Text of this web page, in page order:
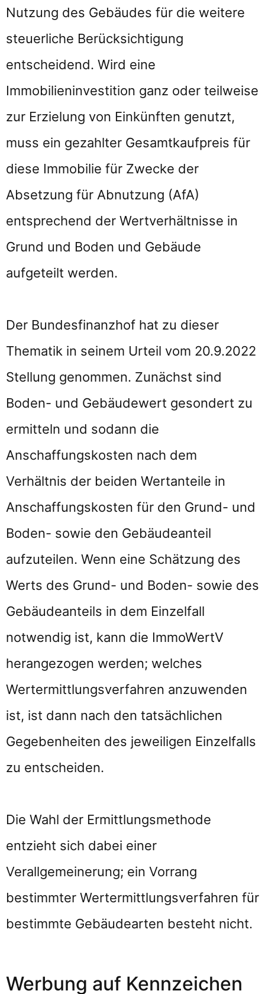
Nutzung des Gebäudes für die weitere
steuerliche Berücksichtigung
entscheidend. Wird eine
Immobilieninvestition ganz oder teilweise
zur Erzielung von Einkünften genutzt,
muss ein gezahlter Gesamtkaufpreis für
diese Immobilie für Zwecke der
Absetzung für Abnutzung (AfA)
entsprechend der Wertverhältnisse in
Grund und Boden und Gebäude
aufgeteilt werden.
Der Bundesfinanzhof hat zu dieser
Thematik in seinem Urteil vom 20.9.2022
Stellung genommen. Zunächst sind
Boden- und Gebäudewert gesondert zu
ermitteln und sodann die
Anschaffungskosten nach dem
Verhältnis der beiden Wertanteile in
Anschaffungskosten für den Grund- und
Boden- sowie den Gebäudeanteil
aufzuteilen. Wenn eine Schätzung des
Werts des Grund- und Boden- sowie des
Gebäudeanteils in dem Einzelfall
notwendig ist, kann die ImmoWertV
herangezogen werden; welches
Wertermittlungsverfahren anzuwenden
ist, ist dann nach den tatsächlichen
Gegebenheiten des jeweiligen Einzelfalls
zu entscheiden.
Die Wahl der Ermittlungsmethode
entzieht sich dabei einer
Verallgemeinerung; ein Vorrang
bestimmter Wertermittlungsverfahren für
bestimmte Gebäudearten besteht nicht.
Werbung auf Kennzeichen